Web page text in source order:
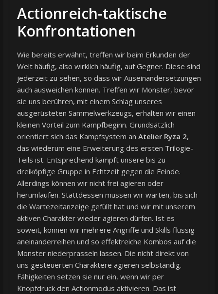
Actionreich-taktische
Konfrontationen
Wie bereits erwähnt, treffen wir beim Erkunden der
Welt häufig, also wirklich häufig, auf Gegner. Diese sind
jederzeit zu sehen, so dass wir Auseinandersetzungen
auch ausweichen können. Treffen wir Monster, bevor
sie uns berühren, mit einem Schlag unseres
ausgerüsteten Sammelwerkzeugs, erhalten wir einen
kleinen Vorteil zum Kampfbeginn. Grundsätzlich
orientiert sich das Kampfsystem an Atelier Ryza 2,
das wiederum eine Erweiterung des ersten Trilogie-
Teils ist. Entsprechend kämpft unsere bis zu
dreiköpfige Gruppe in Echtzeit gegen die Feinde.
Allerdings können wir nicht frei agieren oder
herumlaufen. Stattdessen müssen wir warten, bis sich
die Wartezeitanzeige gefüllt hat und wir mit unserem
aktiven Charakter wieder agieren dürfen. Ist es
soweit, können wir mehrere Angriffe und Skills flüssig
aneinanderreihen und so effektreiche Kombos auf die
Monster niederprasseln lassen. Die nicht direkt von
uns gesteuerten Charaktere agieren selbständig.
Fähigkeiten setzen sie nur ein, wenn wir per
Knopfdruck den Actionmodus aktivieren. Das ist